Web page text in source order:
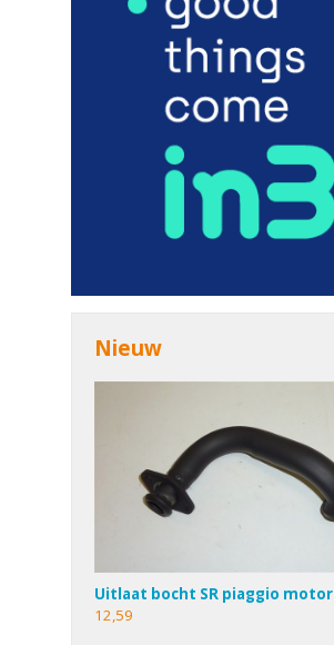
Nieuw
Uitlaat bocht SR piaggio motor
12,59